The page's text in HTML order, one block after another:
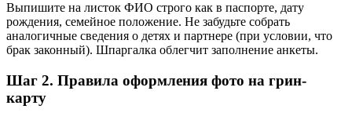
Выпишите на листок ФИО строго как в паспорте, дату
рождения, семейное положение. Не забудьте собрать
аналогичные сведения о детях и партнере (при условии, что
брак законный). Шпаргалка облегчит заполнение анкеты.
Шаг 2. Правила оформления фото на грин-
карту